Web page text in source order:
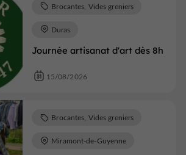
Journée artisanat d'art dès 8h
Brocantes, Vides greniers
Duras
15/08/2026
Brocantes, Vides greniers
Miramont-de-Guyenne